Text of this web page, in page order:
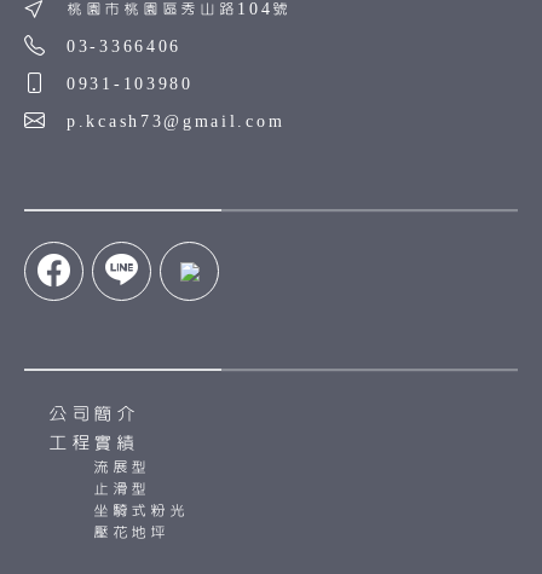
桃園市桃園區秀山路104號
03-3366406
0931-103980
p.kcash73@gmail.com
公司簡介
工程實績
流展型
止滑型
坐騎式粉光
壓花地坪